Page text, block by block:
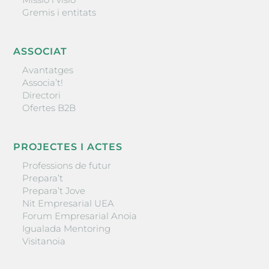
Gremis i entitats
ASSOCIAT
Avantatges
Associa’t!
Directori
Ofertes B2B
PROJECTES I ACTES
Professions de futur
Prepara’t
Prepara’t Jove
Nit Empresarial UEA
Forum Empresarial Anoia
Igualada Mentoring
Visitanoia